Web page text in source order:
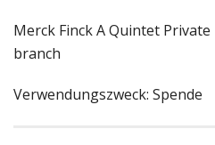
Merck Finck A Quintet Private
branch
Verwendungszweck: Spende